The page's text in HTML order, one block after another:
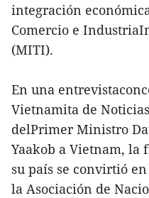
integración
Comercio e
(MITI).
En una
Vietnamita de
delPrimer Ministro
Yaakob a Vietnam, la
su país se convirtió
la Asociación de